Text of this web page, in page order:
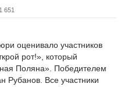
1 651
оценивало участников
рот!», который
Поляна». Победителем
Рубанов. Все участники